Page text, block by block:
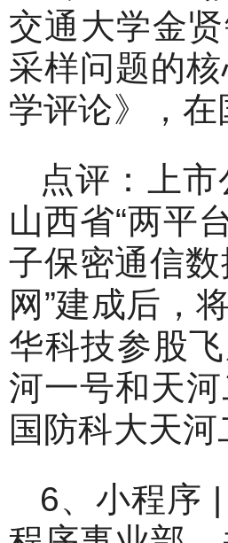
交通大学金
采样问题的
学评论》，
点评：上
山西省“两平
子保密通信数
网”建成后，
华科技参股
河一号和天
国防科大天
6、小程序